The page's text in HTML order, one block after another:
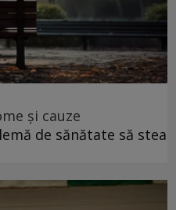
și cauze
de sănătate să stea